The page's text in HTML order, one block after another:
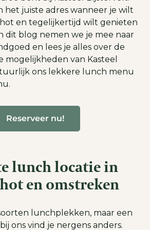
het juiste adres wanneer je wilt
en tegelijkertijd wilt genieten
dit blog nemen we je mee naar
en lees je alles over de
mogelijkheden van Kasteel
ons lekkere lunch menu
Reserveer nu!
lunch locatie in
en omstreken
lunchplekken, maar een
ons vind je nergens anders.